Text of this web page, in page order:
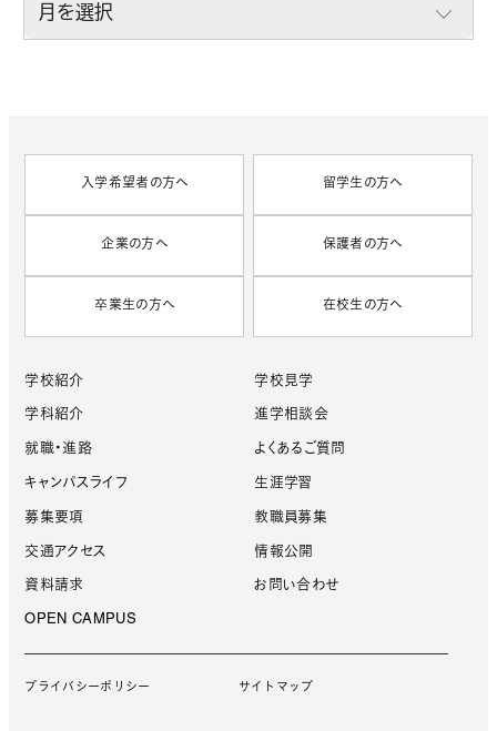
入学希望者の方へ 留学生の方へ
企業の方へ 保護者の方へ
卒業生の方へ 在校生の方へ
学校紹介
学科紹介
就職・進路
キャンパスライフ
募集要項
交通アクセス
資料請求
OPEN CAMPUS
学校見学
進学相談会
よくあるご質問
生涯学習
教職員募集
情報公開
お問い合わせ
プライバシーポリシー サイトマップ